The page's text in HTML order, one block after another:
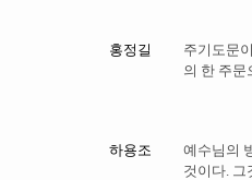
홍정길
주기도문
의 한 주문
하용조
예수님의
것이다. 그